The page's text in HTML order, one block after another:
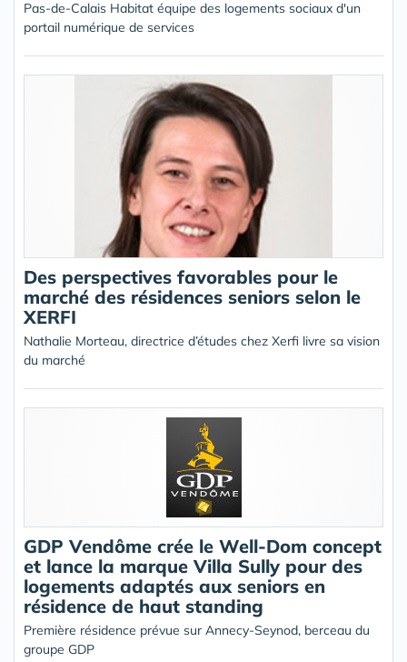
Pas-de-Calais Habitat équipe des logements sociaux d'un
portail numérique de services
Des perspectives favorables pour le
marché des résidences seniors selon le
XERFI
Nathalie Morteau, directrice d’études chez Xerfi livre sa vision
du marché
GDP Vendôme crée le Well-Dom concept
et lance la marque Villa Sully pour des
logements adaptés aux seniors en
résidence de haut standing
Première résidence prévue sur Annecy-Seynod, berceau du
groupe GDP